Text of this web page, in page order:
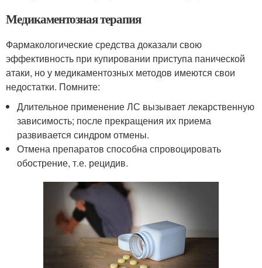
Медикаментозная терапия
Фармакологические средства доказали свою
эффективность при купировании приступа панической
атаки, но у медикаментозных методов имеются свои
недостатки. Помните:
Длительное применение ЛС вызывает лекарственную
зависимость; после прекращения их приема
развивается синдром отмены.
Отмена препаратов способна спровоцировать
обострение, т.е. рецидив.